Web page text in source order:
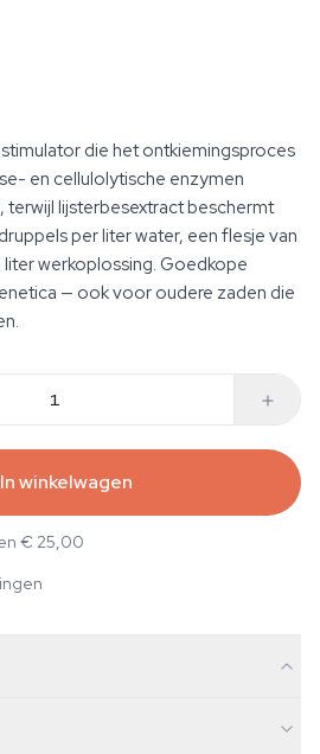
die het ontkiemingsproces
en cellulolytische enzymen
terwijl lijsterbesextract beschermt
per liter water, een flesje van
werkoplossing. Goedkope
— ook voor oudere zaden die
In winkelwagen
€ 25,00